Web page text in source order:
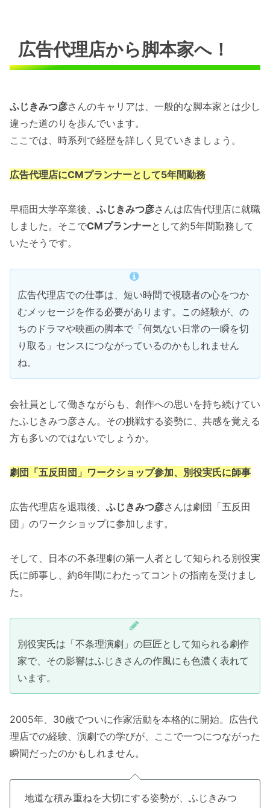
広告代理店から脚本家へ！
ふじきみつ彦さんのキャリアは、一般的な脚本家とは少し
違った道のりを歩んでいます。
ここでは、時系列で経歴を詳しく見ていきましょう。
広告代理店にCMプランナーとして5年間勤務
早稲田大学卒業後、 ふじきみつ彦さんは広告代理店に就職
しました。そこでCMプランナーとして約5年間勤務して
いたそうです。
広告代理店での仕事は、短い時間で視聴者の心をつか
むメッセージを作る必要があります。この経験が、の
ちのドラマや映画の脚本で「何気ない日常の一瞬を切
り取る」センスにつながっているのかもしれません
ね。
会社員として働きながらも、創作への思いを持ち続けてい
たふじきみつ彦さん。その挑戦する姿勢に、共感を覚える
方も多いのではないでしょうか。
劇団「五反田団」ワークショップ参加、別役実氏に師事
広告代理店を退職後、 ふじきみつ彦さんは劇団「五反田
団」のワークショップに参加します。
そして、日本の不条理劇の第一人者として知られる別役実
氏に師事し、約6年間にわたってコントの指南を受けまし
た。
別役実氏は「不条理演劇」の巨匠として知られる劇作
家で、その影響はふじきさんの作風にも色濃く表れて
います。
2005年、30歳でついに作家活動を本格的に開始。広告代
理店での経験、演劇での学びが、ここで一つにつながった
瞬間だったのかもしれません。
地道な積み重ねを大切にする姿勢が、ふじきみつ